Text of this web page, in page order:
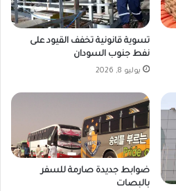
تسوية قانونية تخفف القيود على
نفط جنوب السودان
يوليو 8, 2026
ضوابط جديدة صارمة للسفر
بالبصات